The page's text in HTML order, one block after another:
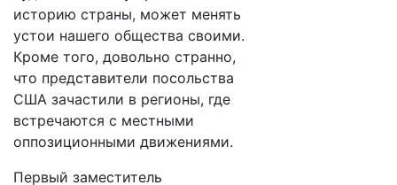
историю страны, может менять
устои нашего общества своими.
Кроме того, довольно странно,
что представители посольства
США зачастили в регионы, где
встречаются с местными
оппозиционными движениями.
Первый заместитель